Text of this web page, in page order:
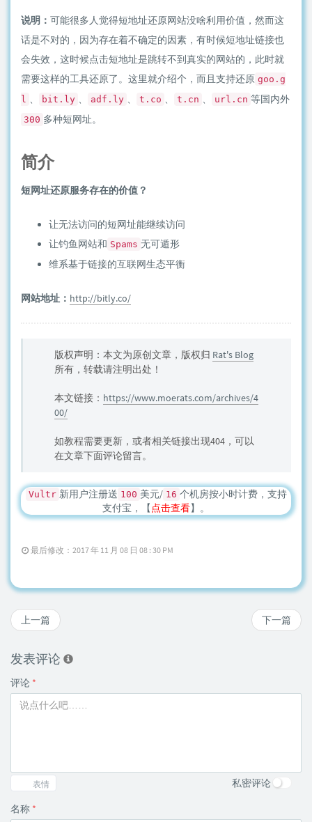
说明： 可能很多人觉得短地址还原网站没啥利用价值，然而这
话是不对的，因为存在着不确定的因素，有时候短地址链接也
会失效，这时候点击短地址是跳转不到真实的网站的，此时就
需要这样的工具还原了。这里就介绍个，而且支持还原 goo.g
l 、 bit.ly 、 adf.ly 、 t.co 、 t.cn 、 url.cn 等国内外
300 多种短网址。
简介
短网址还原服务存在的价值？
让无法访问的短网址能继续访问
让钓鱼网站和 Spams 无可遁形
维系基于链接的互联网生态平衡
网站地址： http://bitly.co/
版权声明：本文为原创文章，版权归 Rat's Blog
所有，转载请注明出处！
本文链接： https://www.moerats.com/archives/4
00/
如教程需要更新，或者相关链接出现404，可以
在文章下面评论留言。
Vultr 新用户注册送 100 美元/ 16 个机房按小时计费，支持
支付宝，【点击查看】。
最后修改：2017 年 11 月 08 日 08 : 30 PM
下一篇
上一篇
发表评论
评论 *
表情 私密评论
名称 *